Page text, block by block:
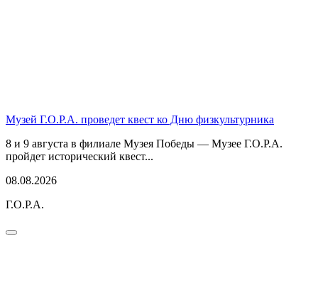
Музей Г.О.Р.А. проведет квест ко Дню физкультурника
8 и 9 августа в филиале Музея Победы — Музее Г.О.Р.А.
пройдет исторический квест...
08.08.2026
Г.О.Р.А.